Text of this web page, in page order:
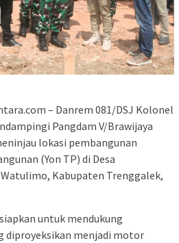
– Danrem 081/DSJ Kolonel
Pangdam V/Brawijaya
lokasi pembangunan
(Yon TP) di Desa
Kabupaten Trenggalek,
untuk mendukung
diproyeksikan menjadi motor